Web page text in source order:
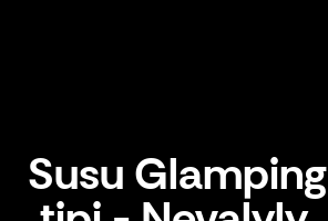
Susu Glamping